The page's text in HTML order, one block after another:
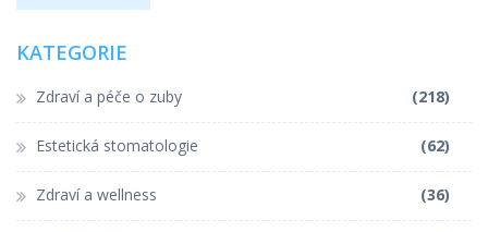
KATEGORIE
Zdraví a péče o zuby (218)
Estetická stomatologie (62)
Zdraví a wellness (36)